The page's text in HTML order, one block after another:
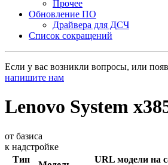
Прочее
Обновление ПО
Драйвера для ДСЧ
Список сокращений
Если у вас возникли вопросы, или
напишите нам
Lenovo System
от базиса
к надстройке
Тип
URL модели на